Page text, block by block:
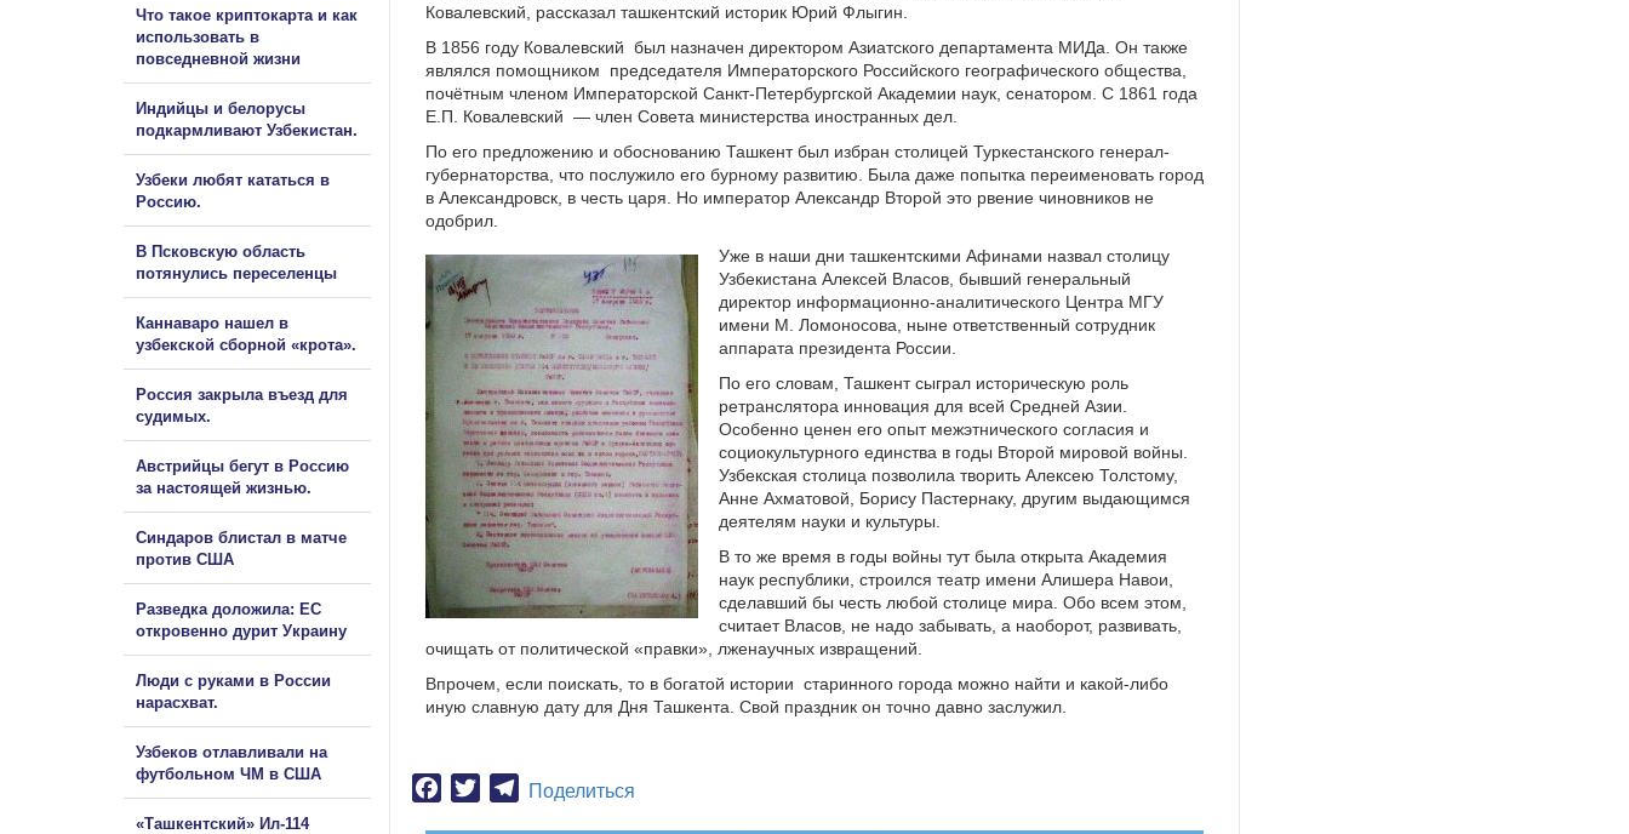
Ковалевский, рассказал ташкентский историк Юрий Флыгин.
В 1856 году Ковалевский был назначен директором Азиатского департамента МИДа. Он также
являлся помощником председателя Императорского Российского географического общества,
почётным членом Императорской Санкт-Петербургской Академии наук, сенатором. С 1861 года
Е.П. Ковалевский — член Совета министерства иностранных дел.
По его предложению и обоснованию Ташкент был избран столицей Туркестанского генерал-
губернаторства, что послужило его бурному развитию. Была даже попытка переименовать город
в Александровск, в честь царя. Но император Александр Второй это рвение чиновников не
одобрил.
Уже в наши дни ташкентскими Афинами назвал столицу
Узбекистана Алексей Власов, бывший генеральный
директор информационно-аналитического Центра МГУ
имени М. Ломоносова, ныне ответственный сотрудник
аппарата президента России.
По его словам, Ташкент сыграл историческую роль
ретранслятора инновация для всей Средней Азии.
Особенно ценен его опыт межэтнического согласия и
социокультурного единства в годы Второй мировой войны.
Узбекская столица позволила творить Алексею Толстому,
Анне Ахматовой, Борису Пастернаку, другим выдающимся
деятелям науки и культуры.
В то же время в годы войны тут была открыта Академия
наук республики, строился театр имени Алишера Навои,
сделавший бы честь любой столице мира. Обо всем этом,
считает Власов, не надо забывать, а наоборот, развивать,
очищать от политической «правки», лженаучных извращений.
Впрочем, если поискать, то в богатой истории старинного города можно найти и какой-либо
иную славную дату для Дня Ташкента. Свой праздник он точно давно заслужил.
Facebook
TwitterTelegram
Поделиться
Что такое криптокарта и как
использовать в
повседневной жизни
Индийцы и белорусы
подкармливают Узбекистан.
Узбеки любят кататься в
Россию.
В Псковскую область
потянулись переселенцы
Каннаваро нашел в
узбекской сборной «крота».
Россия закрыла въезд для
судимых.
Австрийцы бегут в Россию
за настоящей жизнью.
Синдаров блистал в матче
против США
Разведка доложила: ЕС
откровенно дурит Украину
Люди с руками в России
нарасхват.
Узбеков отлавливали на
футбольном ЧМ в США
«Ташкентский» Ил-114